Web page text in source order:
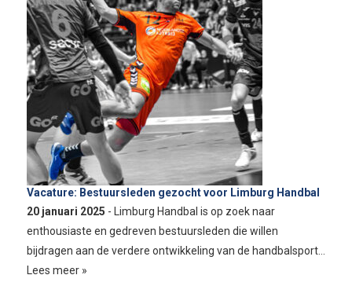
Vacature: Bestuursleden gezocht voor Limburg Handbal
20 januari 2025 - Limburg Handbal is op zoek naar
enthousiaste en gedreven bestuursleden die willen
bijdragen aan de verdere ontwikkeling van de handbalsport…
Lees meer »